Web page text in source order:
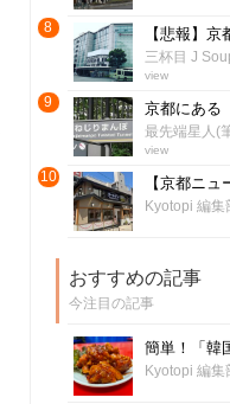
8
三杯目 J
view
9
最先端星人(
view
10
Kyotopi 編集
おすすめの記事
今注目の記事
Kyotopi 編集